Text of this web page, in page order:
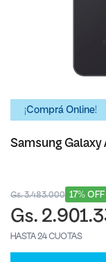
¡Comprá Online!
Samsung Galaxy
17% OFF
Gs. 3.483.000
Gs.
HASTA 24 CUOTAS